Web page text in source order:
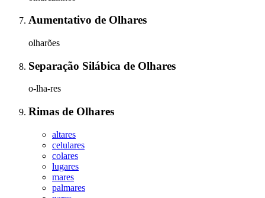
Aumentativo de Olhares
olharões
Separação Silábica de Olhares
o-lha-res
Rimas de Olhares
altares
celulares
colares
lugares
mares
palmares